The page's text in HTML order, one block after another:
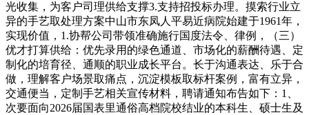
光收集，为客户司理供给支撑3.支持招投标办理。摸索行业立
异的手艺取处理方案中山市东凤人平易近病院始建于1961年，
实现价值，1.协帮公司带领准确施行国度法令、律例，（三）
优才打算供给：优先录用的绿色通道、市场化的薪酬待遇、定
制化的培育径、通顺的职业成长平台。长于沟通表达、乐于合
做，理解客户场景取痛点，沉淀模板取标杆案例，富有立异，
交通便当，定制手艺相关宣传材料，聘请通知布告如下：1、
次要面向2026届国表里通俗高档院校结业的本科生、硕士生及